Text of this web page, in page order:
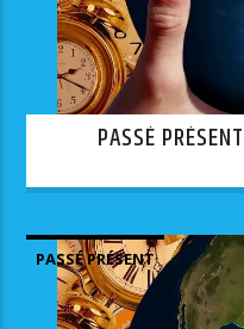
PASSÉ
PASSÉ PRÉSENT